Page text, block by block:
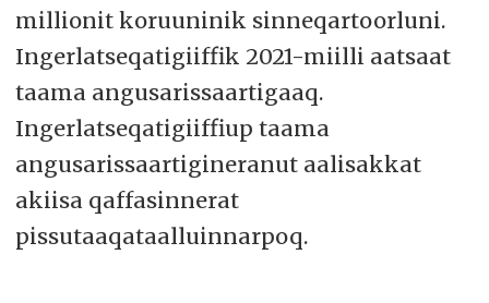
millionit koruuninik sinneqartoorluni.
Ingerlatseqatigiiffik 2021-miilli aatsaat
taama angusarissaartigaaq.
Ingerlatseqatigiiffiup taama
angusarissaartigineranut aalisakkat
akiisa qaffasinnerat
pissutaaqataalluinnarpoq.